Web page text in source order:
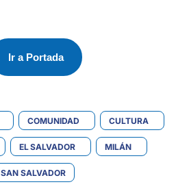
Ir a Portada
COMUNIDAD CULTURA
EL SALVADOR MILÁN
SAN SALVADOR